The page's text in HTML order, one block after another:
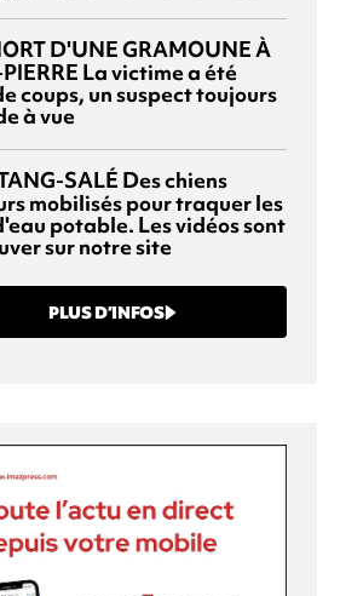
D'UNE GRAMOUNE À
La victime a été
coups, un suspect toujours
à vue
SALÉ Des chiens
mobilisés pour traquer les
potable. Les vidéos sont
sur notre site
PLUS D’INFOS